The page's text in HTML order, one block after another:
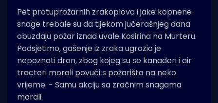
Pet protuprožarnih zrakoplova i jake kopnene
snage trebale su da tijekom jučerašnjeg dana
obuzdaju požar iznad uvale Kosirina na Murteru.
Podsjetimo, gašenje iz zraka ugrozio je
nepoznati dron, zbog kojeg su se kanaderi i air
tractori morali povući s požarišta na neko
vrijeme. - Samu akciju sa zračnim snagama
morali